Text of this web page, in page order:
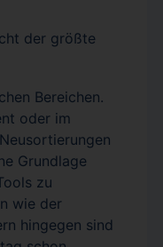
der größte
Bereichen.
oder im
Grundlage
zu
wie der
hingegen sind